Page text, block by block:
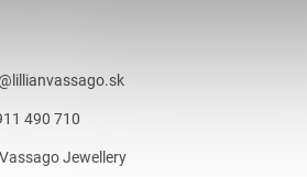
lillianvassago.sk
490 710
Jewellery